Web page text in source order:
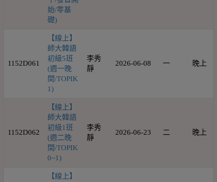
始/零基
礎)
1152D061
【線上】
師大韓語
初級5班
(週一晚
間/TOPIK
1)
李秀
靜
2026-06-08 一 晚上
1152D062
【線上】
師大韓語
初級1班
(週二晚
間/TOPIK
0~1)
李秀
靜
2026-06-23 二 晚上
【線上】